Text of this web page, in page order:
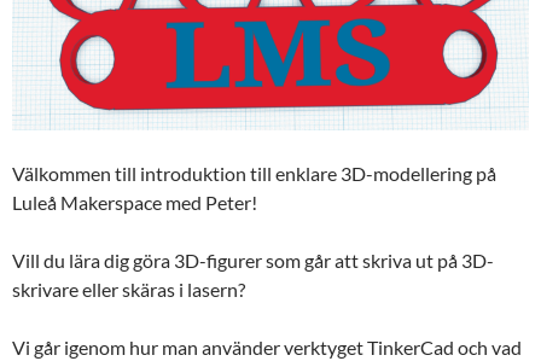
Välkommen till introduktion till enklare 3D-modellering på
Luleå Makerspace med Peter!
Vill du lära dig göra 3D-figurer som går att skriva ut på 3D-
skrivare eller skäras i lasern?
Vi går igenom hur man använder verktyget TinkerCad och vad